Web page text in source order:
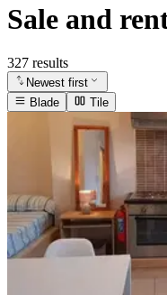
Sale and
327 results
Newest first
Blade
Tile